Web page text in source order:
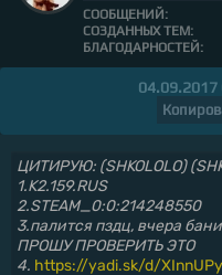
СООБЩЕНИЙ:
СОЗДАННЫХ ТЕМ:
БЛАГОДАРНОСТЕЙ:
04.09.2017
ЦИТИРУЮ: (SHKOLOLO)
1.K2.159.RUS
2.STEAM_0:0:214248550
3.палится пздц, вчера
ПРОШУ ПРОВЕРИТЬ ЭТО
4. https://yadi.sk/d/